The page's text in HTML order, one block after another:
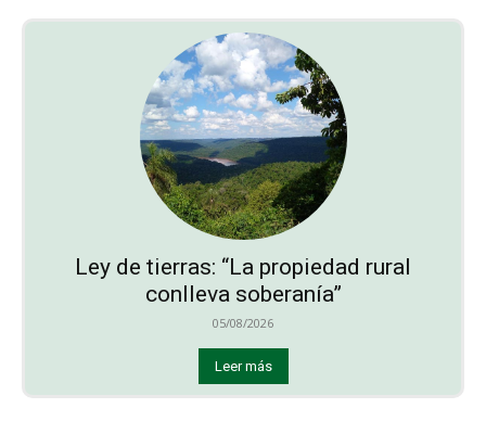
Ley de tierras: “La propiedad rural
conlleva soberanía”
05/08/2026
Leer más